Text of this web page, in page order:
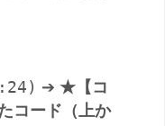
➔ ★【コ
コード（上か